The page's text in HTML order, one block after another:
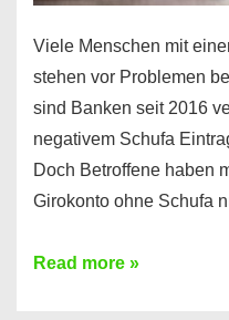
Viele Menschen mit
stehen vor Problemen
sind Banken seit 2016
negativem Schufa
Doch Betroffene haben
Girokonto ohne Schufa
Günstiges
Read more »